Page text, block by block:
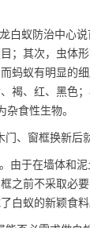
白蚁防治中心
；其次，虫体
蚂蚁有明显的
褐、红、黑色
杂食性生物。
、窗框换新后
由于在墙体和泥
之前不采取必
白蚁的新颖食料